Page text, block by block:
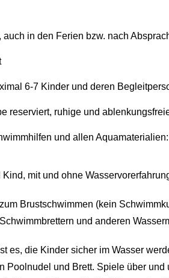
in den Ferien bzw. nach
6-7 Kinder und deren
reserviert, ruhige und
und allen
mit und ohne
Brustschwimmen (kein
und anderen
es, die Kinder sicher im Wasser
Poolnudel und Brett. Spiele über